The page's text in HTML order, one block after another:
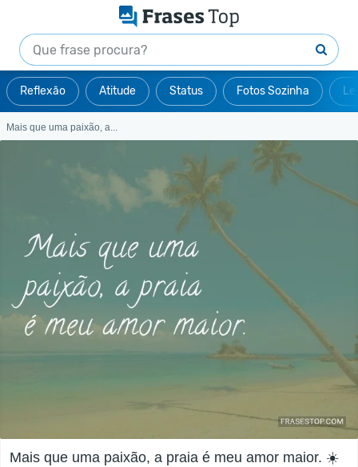
Reflexão Atitude Status Fotos Sozinha
Mais que uma paixão, a...
Mais que uma paixão, a praia é meu amor maior. ☀️